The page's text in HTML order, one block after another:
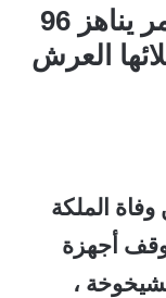
وفــاة ملكة بريطانيا عن عمر يناهز 96
اعتلائها العرش
الملكة
توقف أجهزة
،